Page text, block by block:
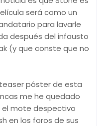
será como un
para lavarle
después del infausto
(y que conste que no
póster de esta
me he quedado
el mote despectivo
en los foros de sus